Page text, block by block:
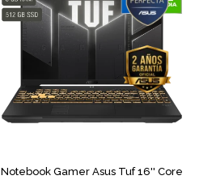
Notebook Gamer Asus Tuf 16'' Core